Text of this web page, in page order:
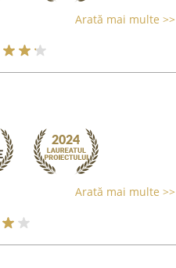
Arată mai multe >>
Arată mai multe >>